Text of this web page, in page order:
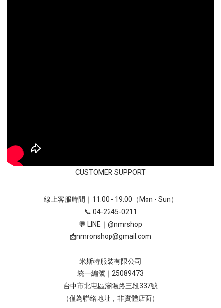
CUSTOMER SUPPORT
線上客服時間｜11:00 - 19:00（Mon - Sun）
📞 04-2245-0211
💬 LINE｜ @nmrshop
📩nmronshop@gmail.com
米斯特服裝有限公司
統一編號｜25089473
台中市北屯區瀋陽路三段337號
（僅為聯絡地址，非實體店面）